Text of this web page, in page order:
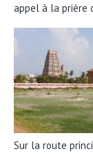
appel à la prière
Sur la route